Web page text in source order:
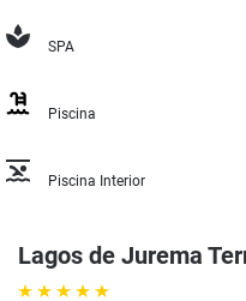
Lagos de Jurema
SPA
Piscina
Piscina Interior